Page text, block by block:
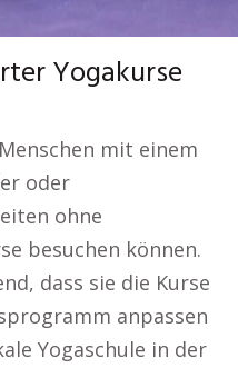
Yogakurse
mit einem
oder
ohne
besuchen können.
dass sie die Kurse
anpassen
Yogaschule in der